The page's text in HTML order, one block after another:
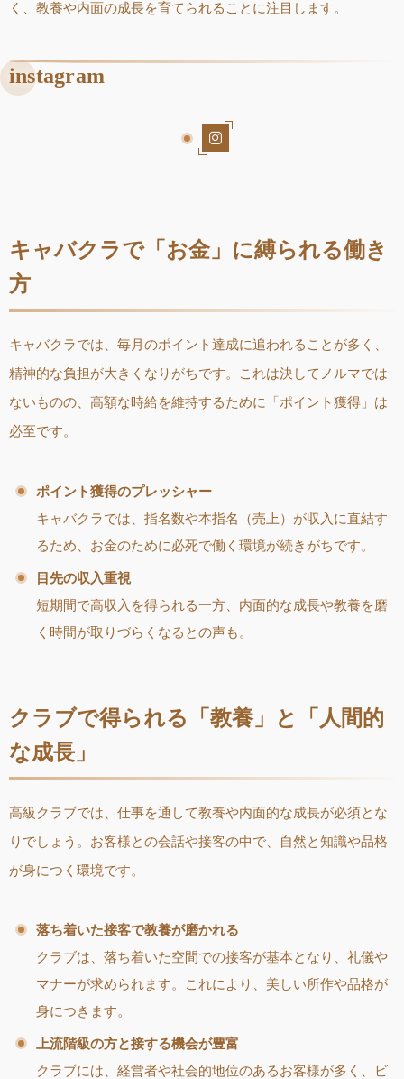
く、教養や内面の成長を育てられることに注目します。
instagram
キャバクラで「お金」に縛られる働き
方
キャバクラでは、毎月のポイント達成に追われることが多く、
精神的な負担が大きくなりがちです。これは決してノルマでは
ないものの、高額な時給を維持するために「ポイント獲得」は
必至です。
ポイント獲得のプレッシャー
キャバクラでは、指名数や本指名（売上）が収入に直結す
るため、お金のために必死で働く環境が続きがちです。
目先の収入重視
短期間で高収入を得られる一方、内面的な成長や教養を磨
く時間が取りづらくなるとの声も。
クラブで得られる「教養」と「人間的
な成長」
高級クラブでは、仕事を通して教養や内面的な成長が必須とな
りでしょう。お客様との会話や接客の中で、自然と知識や品格
が身につく環境です。
落ち着いた接客で教養が磨かれる
クラブは、落ち着いた空間での接客が基本となり、礼儀や
マナーが求められます。これにより、美しい所作や品格が
身につきます。
上流階級の方と接する機会が豊富
クラブには、経営者や社会的地位のあるお客様が多く、ビ